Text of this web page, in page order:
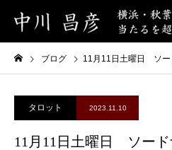
ブログ 11月11日土曜日 ソー
タロット 2023.11.10
11月11日土曜日 ソード